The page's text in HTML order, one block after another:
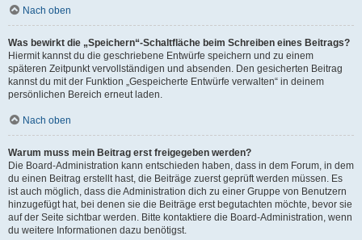
Nach oben
Was bewirkt die „Speichern“-Schaltfläche beim Schreiben eines Beitrags?
Hiermit kannst du die geschriebene Entwürfe speichern und zu einem
späteren Zeitpunkt vervollständigen und absenden. Den gesicherten Beitrag
kannst du mit der Funktion „Gespeicherte Entwürfe verwalten“ in deinem
persönlichen Bereich erneut laden.
Nach oben
Warum muss mein Beitrag erst freigegeben werden?
Die Board-Administration kann entschieden haben, dass in dem Forum, in dem
du einen Beitrag erstellt hast, die Beiträge zuerst geprüft werden müssen. Es
ist auch möglich, dass die Administration dich zu einer Gruppe von Benutzern
hinzugefügt hat, bei denen sie die Beiträge erst begutachten möchte, bevor sie
auf der Seite sichtbar werden. Bitte kontaktiere die Board-Administration, wenn
du weitere Informationen dazu benötigst.